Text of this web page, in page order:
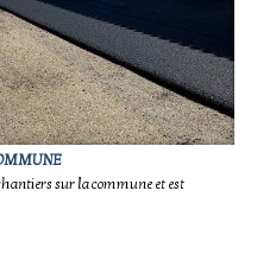
sur la commune et est